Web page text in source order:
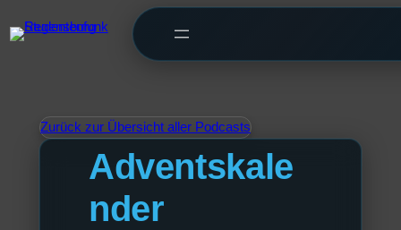
Zurück zur Übersicht aller Podcasts
Adventskale
nder